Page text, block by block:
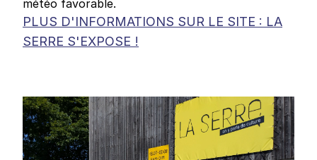
météo favorable.
PLUS D'INFORMATIONS SUR LE SITE : LA
SERRE S'EXPOSE !